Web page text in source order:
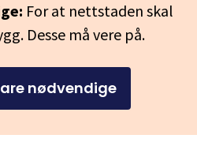
For at nettstaden skal
Desse må vere på.
nødvendige